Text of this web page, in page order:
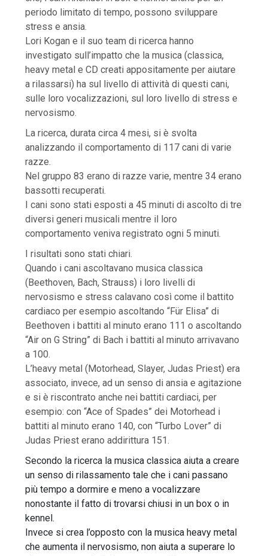
periodo limitato di tempo, possono sviluppare
stress e ansia.
Lori Kogan e il suo team di ricerca hanno
investigato sull’impatto che la musica (classica,
heavy metal e CD creati appositamente per aiutare
a rilassarsi) ha sul livello di attività di questi cani,
sulle loro vocalizzazioni, sul loro livello di stress e
nervosismo.
La ricerca, durata circa 4 mesi, si è svolta
analizzando il comportamento di 117 cani di varie
razze.
Nel gruppo 83 erano di razze varie, mentre 34 erano
bassotti recuperati.
I cani sono stati esposti a 45 minuti di ascolto di tre
diversi generi musicali mentre il loro
comportamento veniva registrato ogni 5 minuti.
I risultati sono stati chiari.
Quando i cani ascoltavano musica classica
(Beethoven, Bach, Strauss) i loro livelli di
nervosismo e stress calavano così come il battito
cardiaco per esempio ascoltando “Für Elisa” di
Beethoven i battiti al minuto erano 111 o ascoltando
“Air on G String” di Bach i battiti al minuto arrivavano
a 100.
L’heavy metal (Motorhead, Slayer, Judas Priest) era
associato, invece, ad un senso di ansia e agitazione
e si è riscontrato anche nei battiti cardiaci, per
esempio: con “Ace of Spades” dei Motorhead i
battiti al minuto erano 140, con “Turbo Lover” di
Judas Priest erano addirittura 151.
Secondo la ricerca la musica classica aiuta a creare
un senso di rilassamento tale che i cani passano
più tempo a dormire e meno a vocalizzare
nonostante il fatto di trovarsi chiusi in un box o in
kennel.
Invece si crea l’opposto con la musica heavy metal
che aumenta il nervosismo, non aiuta a superare lo